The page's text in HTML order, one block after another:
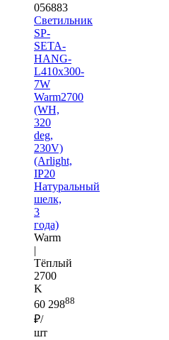
056883
Светильник
SP-
SETA-
HANG-
L410х300-
7W
Warm2700
(WH,
320
deg,
230V)
(Arlight,
IP20
Натуральный
шелк,
3
года)
Warm
|
Тёплый
2700
K
60 29888
₽/
шт